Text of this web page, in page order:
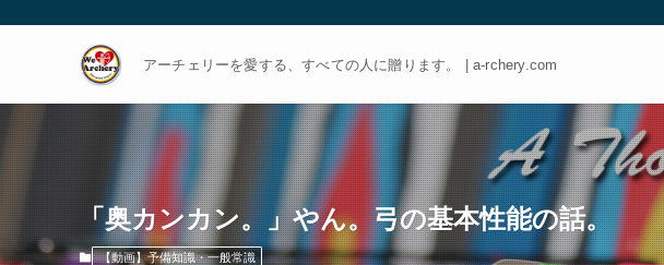
アーチェリーを愛する、すべての人に贈ります。 | a-rchery.com
「奥カンカン。」やん。弓の基本性能の話。
【動画】予備知識・一般常識